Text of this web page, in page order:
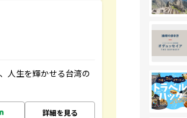
人生を輝かせる台湾の
詳細を見る